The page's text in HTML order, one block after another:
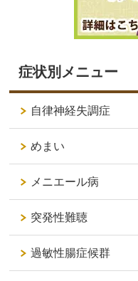
症状別メニュー
自律神経失調症
めまい
メニエール病
突発性難聴
過敏性腸症候群